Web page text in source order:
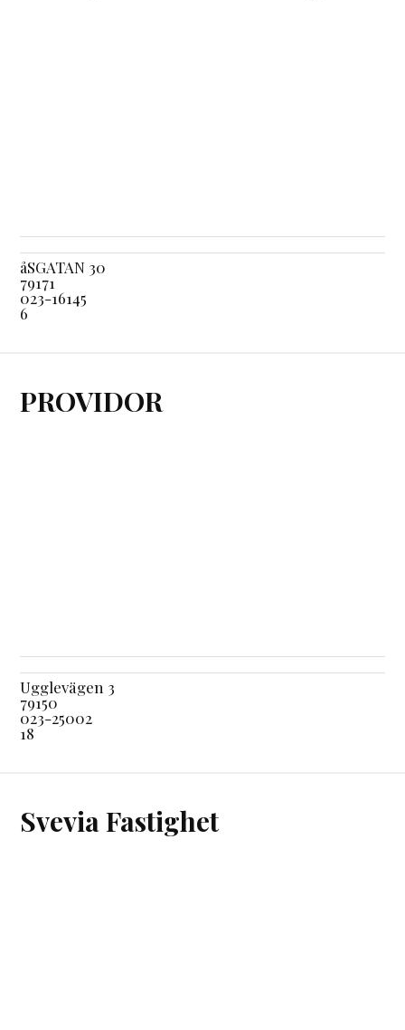
åSGATAN 30
79171
023-16145
6
PROVIDOR
Ugglevägen 3
79150
023-25002
18
Svevia Fastighet